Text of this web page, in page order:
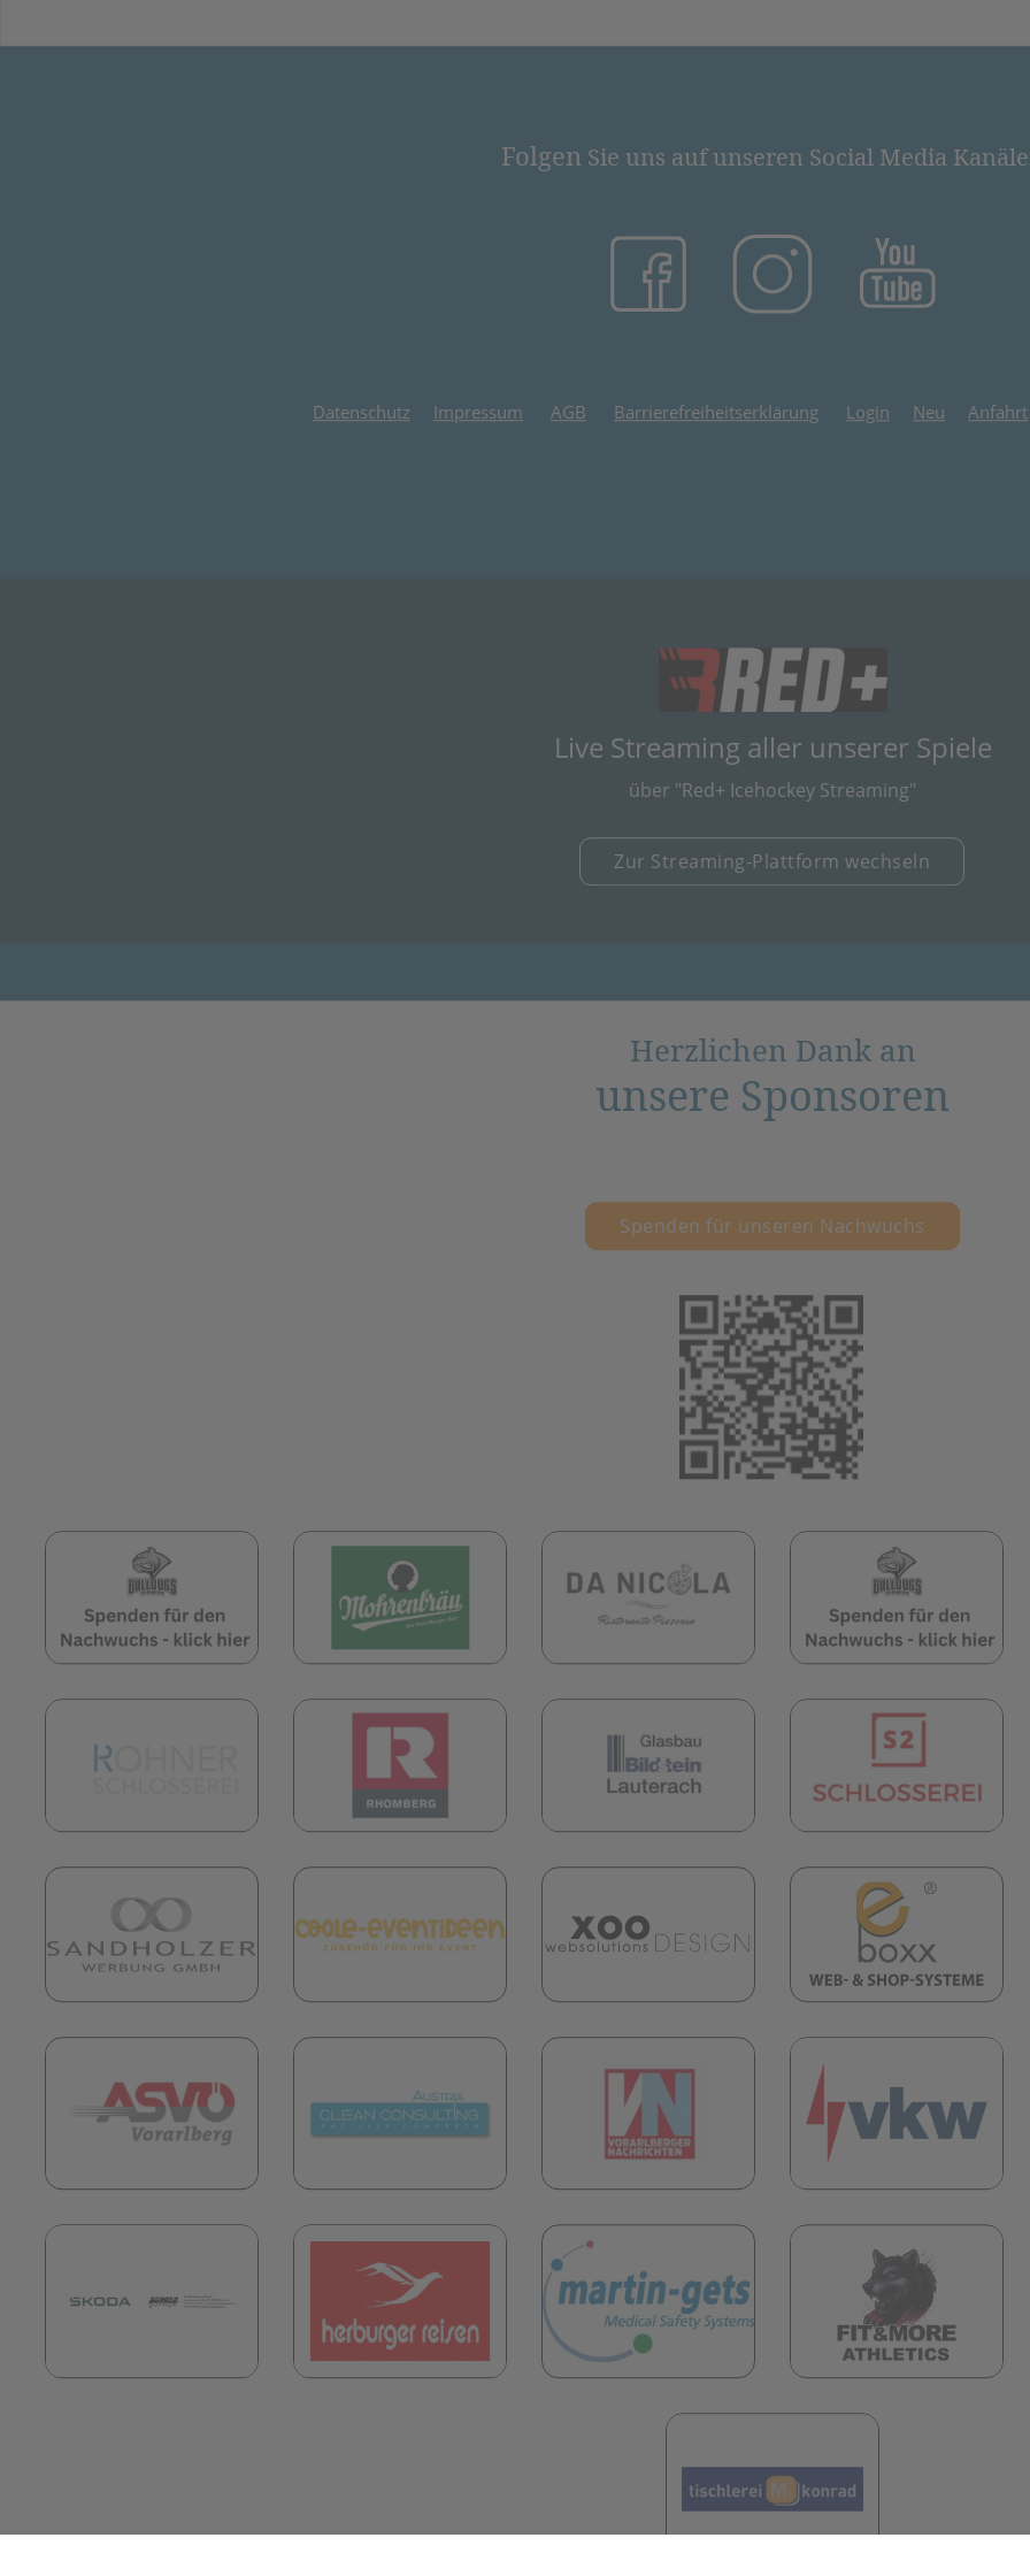
Folgen Sie uns auf unseren Social Media
(öffnet in neuem Tab)(öffnet in neuem Tab)
Datenschutz Impressum AGB Barrierefreiheitserklärung Login Neu Anfahrt
Live Streaming aller unserer Spiele
über "Red+ Icehockey Streaming"
Zur Streaming-Plattform wechseln
Herzlichen Dank an
unsere Sponsoren
Spenden für unseren Nachwuchs
(öffnet in neuem Tab) (öffnet in neuem Tab) (öffnet in neuem Tab)
(öffnet in neuem Tab) (öffnet in neuem Tab) (öffnet in neuem Tab)
(öffnet in neuem Tab)
(öffnet in neuem Tab) (öffnet in neuem Tab)
(öffnet in neuem Tab) (öffnet in neuem Tab)
(öffnet in neuem Tab) (öffnet in neuem Tab)
(öffnet in neuem Tab)
(öffnet in neuem